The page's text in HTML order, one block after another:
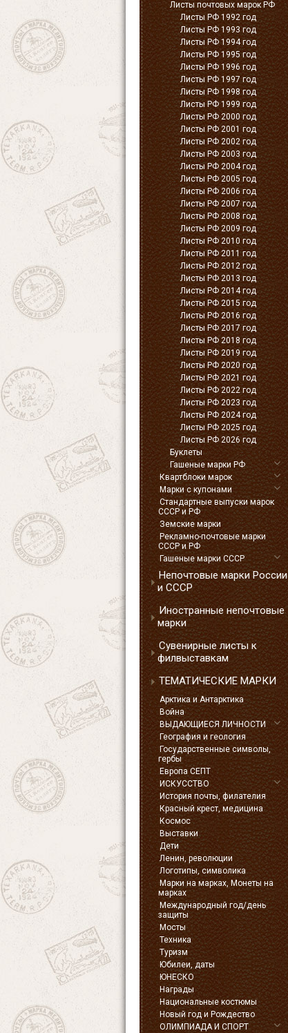
Листы почтовых марок РФ
Листы РФ 1992 год
Листы РФ 1993 год
Листы РФ 1994 год
Листы РФ 1995 год
Листы РФ 1996 год
Листы РФ 1997 год
Листы РФ 1998 год
Листы РФ 1999 год
Листы РФ 2000 год
Листы РФ 2001 год
Листы РФ 2002 год
Листы РФ 2003 год
Листы РФ 2004 год
Листы РФ 2005 год
Листы РФ 2006 год
Листы РФ 2007 год
Листы РФ 2008 год
Листы РФ 2009 год
Листы РФ 2010 год
Листы РФ 2011 год
Листы РФ 2012 год
Листы РФ 2013 год
Листы РФ 2014 год
Листы РФ 2015 год
Листы РФ 2016 год
Листы РФ 2017 год
Листы РФ 2018 год
Листы РФ 2019 год
Листы РФ 2020 год
Листы РФ 2021 год
Листы РФ 2022 год
Листы РФ 2023 год
Листы РФ 2024 год
Листы РФ 2025 год
Листы РФ 2026 год
Буклеты
Гашеные марки РФ
Квартблоки марок
Марки с купонами
Стандартные выпуски марок
СССР и РФ
Земские марки
Рекламно-почтовые марки
СССР и РФ
Гашеные марки СССР
Непочтовые марки России
и СССР
Иностранные непочтовые
марки
Сувенирные листы к
филвыставкам
ТЕМАТИЧЕСКИЕ МАРКИ
Арктика и Антарктика
Война
ВЫДАЮЩИЕСЯ ЛИЧНОСТИ
География и геология
Государственные символы,
гербы
Европа СЕПТ
ИСКУССТВО
История почты, филателия
Красный крест, медицина
Космос
Выставки
Дети
Ленин, революции
Логотипы, символика
Марки на марках, Монеты на
марках
Международный год/день
защиты
Мосты
Техника
Туризм
Юбилеи, даты
ЮНЕСКО
Награды
Национальные костюмы
Новый год и Рождество
ОЛИМПИАДА И СПОРТ